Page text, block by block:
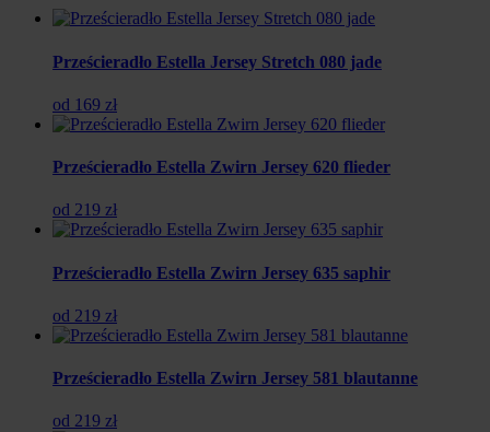
Prześcieradło Estella Jersey Stretch 080 jade
od 169 zł
Prześcieradło Estella Zwirn Jersey 620 flieder
od 219 zł
Prześcieradło Estella Zwirn Jersey 635 saphir
od 219 zł
Prześcieradło Estella Zwirn Jersey 581 blautanne
od 219 zł